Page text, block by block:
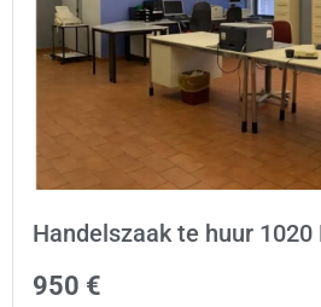
Handelszaak te huur 1020
950 €